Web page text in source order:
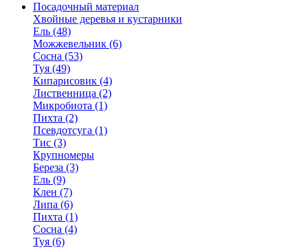
Посадочный материал
Хвойные деревья и кустарники
Ель (48)
Можжевельник (6)
Сосна (53)
Туя (49)
Кипарисовик (4)
Лиственница (2)
Микробиота (1)
Пихта (2)
Псевдотсуга (1)
Тис (3)
Крупномеры
Береза (3)
Ель (9)
Клен (7)
Липа (6)
Пихта (1)
Сосна (4)
Туя (6)